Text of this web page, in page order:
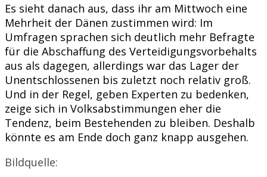
Es sieht danach aus, dass ihr am Mittwoch eine
Mehrheit der Dänen zustimmen wird: Im
Umfragen sprachen sich deutlich mehr Befragte
für die Abschaffung des Verteidigungsvorbehalts
aus als dagegen, allerdings war das Lager der
Unentschlossenen bis zuletzt noch relativ groß.
Und in der Regel, geben Experten zu bedenken,
zeige sich in Volksabstimmungen eher die
Tendenz, beim Bestehenden zu bleiben. Deshalb
könnte es am Ende doch ganz knapp ausgehen.
Bildquelle: